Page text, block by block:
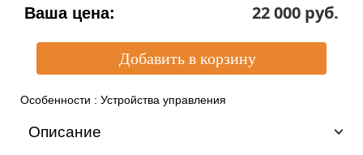
Ваша цена: 22 000 pуб.
Особенности : Устройства управления
Описание